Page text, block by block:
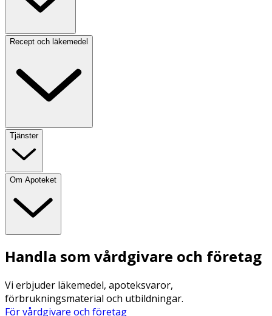
Recept och läkemedel
Tjänster
Om Apoteket
Handla som vårdgivare och företag
Vi erbjuder läkemedel, apoteksvaror,
förbrukningsmaterial och utbildningar.
För vårdgivare och företag